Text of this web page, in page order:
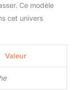
Ce modèle
cet univers
Valeur